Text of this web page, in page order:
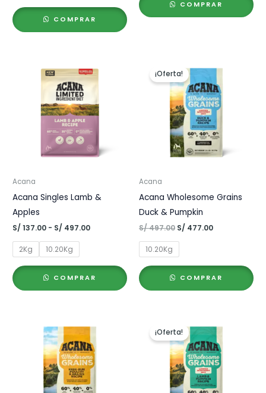
S/ 137.00
hasta
S/ 497.00
COMPRAR
S/ 497.00
COMPRAR
Acana
Acana Singles Lamb &
Apples
S/ 137.00 - S/ 497.00Rango
S/ 137.00
hasta
S/ 497.00
2Kg 10.20Kg
COMPRAR
¡Oferta!
Acana
Acana Wholesome Grains
Duck & Pumpkin
S/497.00 El
era:
S/ 497.00.
S/ 477.00El
S/ 477.00.
10.20Kg
COMPRAR
¡Oferta!